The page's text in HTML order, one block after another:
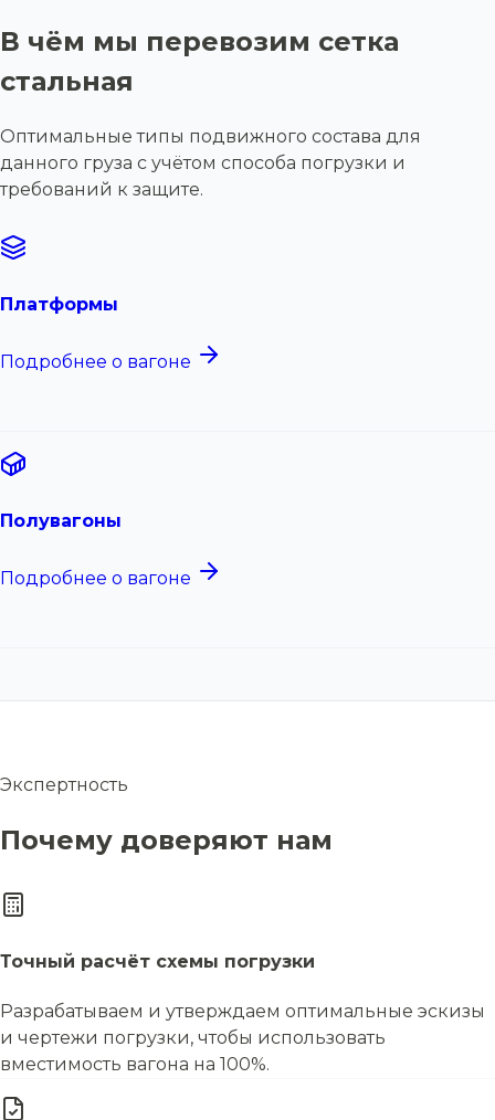
В чём мы перевозим сетка
стальная
Оптимальные типы подвижного состава для
данного груза с учётом способа погрузки и
требований к защите.
Платформы
Подробнее о вагоне
Полувагоны
Подробнее о вагоне
Экспертность
Почему доверяют нам
Точный расчёт схемы погрузки
Разрабатываем и утверждаем оптимальные эскизы
и чертежи погрузки, чтобы использовать
вместимость вагона на 100%.